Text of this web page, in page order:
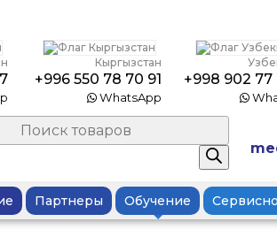
Кыргызстан
+996 550 78 70 91
WhatsApp
+998 902 77
Партнеры Обучение